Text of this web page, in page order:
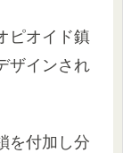
ピオイド鎮
ザインされ
を付加し分